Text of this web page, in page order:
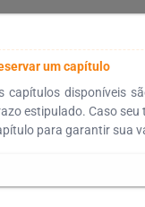
um capítulo
capítulos disponíveis
estipulado. Caso
para garantir sua